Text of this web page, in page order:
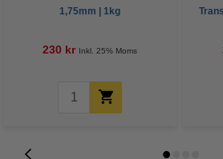
1,75mm | 1kg
230 kr Inkl. 25% Moms